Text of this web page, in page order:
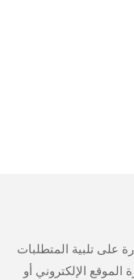
على تلبية المتطلبات
الإلكتروني أو